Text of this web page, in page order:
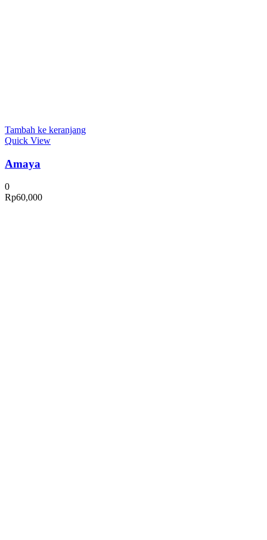
Tambah ke keranjang
Quick View
Amaya
0
Rp60,000